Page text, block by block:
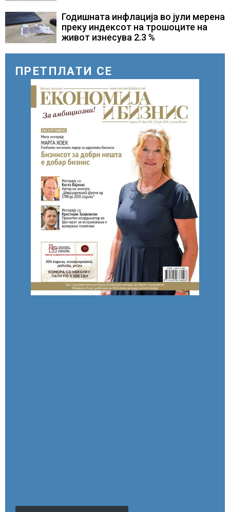
Годишната инфлација во јули мерена
преку индексот на трошоците на
живот изнесува 2.3 %
ПРЕТПЛАТИ СЕ